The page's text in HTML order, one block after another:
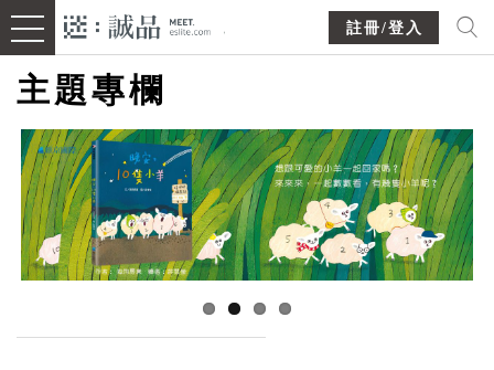
註冊/登入
主題專欄